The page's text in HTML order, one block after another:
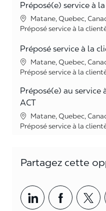
Préposé(e) service à
LieuMatane, Quebec,
Catégorie
Préposé service à la
Préposé service à la
LieuMatane, Quebec,
Catégorie
Préposé service à la
Préposé(e) au
ACT
LieuMatane, Quebec,
Catégorie
Préposé service à la
Partagez cette
Partager par